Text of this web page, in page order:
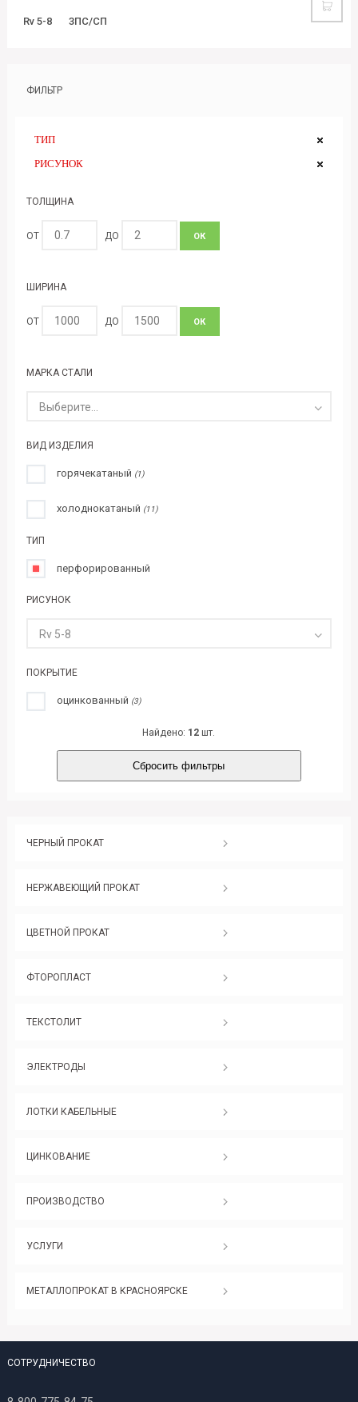
Rv 5-8 3ПС/СП
ФИЛЬТР
ТИП
РИСУНОК
ТОЛЩИНА
ОТ ДО ОК
ШИРИНА
ОТ ДО ОК
МАРКА СТАЛИ
Выберите...
ВИД ИЗДЕЛИЯ
горячекатаный (1)
холоднокатаный (11)
ТИП
перфорированный
РИСУНОК
Rv 5-8
ПОКРЫТИЕ
оцинкованный (3)
Найдено: 12 шт.
Сбросить фильтры
ЧЕРНЫЙ ПРОКАТ
НЕРЖАВЕЮЩИЙ ПРОКАТ
ЦВЕТНОЙ ПРОКАТ
ФТОРОПЛАСТ
ТЕКСТОЛИТ
ЭЛЕКТРОДЫ
ЛОТКИ КАБЕЛЬНЫЕ
ЦИНКОВАНИЕ
ПРОИЗВОДСТВО
УСЛУГИ
МЕТАЛЛОПРОКАТ В КРАСНОЯРСКЕ
СОТРУДНИЧЕСТВО